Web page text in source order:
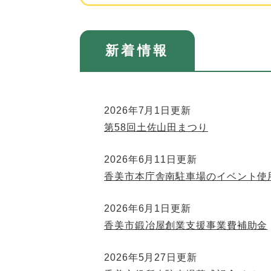
新着情報
2026年7月1日更新
第58回土佐山田まつり
2026年6月11日更新
香美市本庁舎南駐車場のイベント使
2026年6月1日更新
香美市鍛冶屋創業支援事業費補助金
2026年5月27日更新